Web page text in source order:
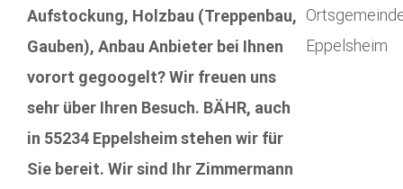
Aufstockung, Holzbau (Treppenbau,
Gauben), Anbau Anbieter bei Ihnen
vorort gegoogelt? Wir freuen uns
sehr über Ihren Besuch. BÄHR, auch
in 55234 Eppelsheim stehen wir für
Sie bereit. Wir sind Ihr Zimmermann